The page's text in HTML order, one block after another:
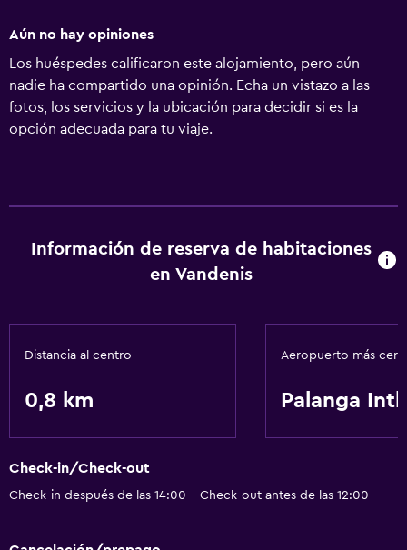
Aún no hay opiniones
Los huéspedes calificaron este alojamiento, pero aún
nadie ha compartido una opinión. Echa un vistazo a las
fotos, los servicios y la ubicación para decidir si es la
opción adecuada para tu viaje.
Información de reserva de habitaciones
en Vandenis
Distancia al centro
0,8 km
Aeropuerto más
Palanga Intl
Check-in/Check-out
Check-in después de las 14:00 - Check-out antes de las 12:00